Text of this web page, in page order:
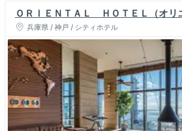
ＯＲＩＥＮＴＡＬ ＨＯＴＥＬ（オリ
ホテル）
兵庫県 / 神戸 / シティホテル